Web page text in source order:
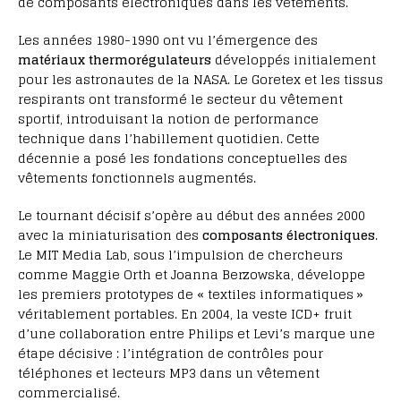
Les années 1980-1990 ont vu l’émergence des
matériaux thermorégulateurs développés initialement
pour les astronautes de la NASA. Le Goretex et les tissus
respirants ont transformé le secteur du vêtement
sportif, introduisant la notion de performance
technique dans l’habillement quotidien. Cette
décennie a posé les fondations conceptuelles des
vêtements fonctionnels augmentés.
Le tournant décisif s’opère au début des années 2000
avec la miniaturisation des composants électroniques.
Le MIT Media Lab, sous l’impulsion de chercheurs
comme Maggie Orth et Joanna Berzowska, développe
les premiers prototypes de « textiles informatiques »
véritablement portables. En 2004, la veste ICD+ fruit
d’une collaboration entre Philips et Levi’s marque une
étape décisive : l’intégration de contrôles pour
téléphones et lecteurs MP3 dans un vêtement
commercialisé.